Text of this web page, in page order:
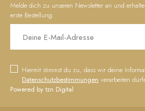
Melde dich zu unseren Newsletter an und
erste Bestellung.
Hiermit stimmst du zu, dass wir deine
Datenschutzbestimmungen verarbeiten
Powered by tzn Digital